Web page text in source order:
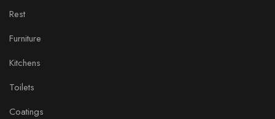
Rest
Furniture
Kitchens
Toilets
Coatings